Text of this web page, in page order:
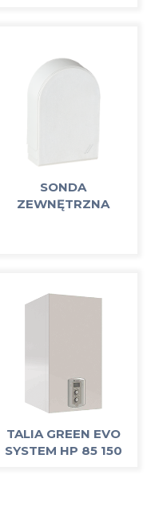
SONDA
ZEWNĘTRZNA
TALIA GREEN EVO
SYSTEM HP 85 150